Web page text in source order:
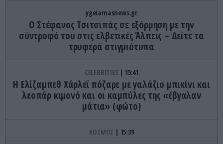
ygeiamasnews.gr
Ο Στέφανος Τσιτσιπάς σε εξόρμηση με την
σύντροφό του στις ελβετικές Άλπεις – Δείτε τα
τρυφερά στιγμιότυπα
CELEBRITIES 15:41
Η Ελίζαμπεθ Χάρλεϊ πόζαρε με γαλάζιο μπικίνι και
λεοπάρ κιμονό και οι καμπύλες της «έβγαλαν
μάτια» (φώτο)
ΚΟΣΜΟΣ 15:39